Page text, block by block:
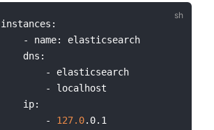
instances:
    - name: elasticsearch
    dns:
        - elasticsearch
        - localhost
    ip:
        -
127.0.0.1